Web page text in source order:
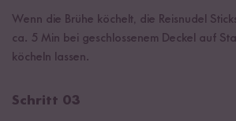
Wenn die Brühe köchelt, die Reisnudel
ca. 5 Min bei geschlossenem Deckel auf
köcheln lassen.
Schritt 03